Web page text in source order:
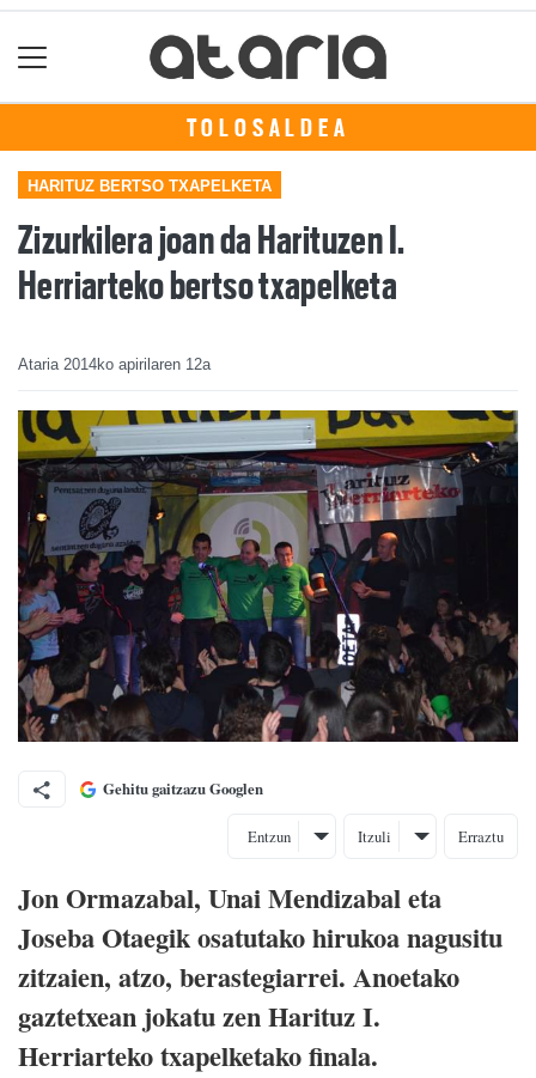
TOLOSALDEA
HARITUZ BERTSO TXAPELKETA
Zizurkilera joan da Harituzen I.
Herriarteko bertso txapelketa
Ataria 2014ko apirilaren 12a
Gehitu gaitzazu Googlen
Entzun Itzuli Erraztu
Jon Ormazabal, Unai Mendizabal eta
Joseba Otaegik osatutako hirukoa nagusitu
zitzaien, atzo, berastegiarrei. Anoetako
gaztetxean jokatu zen Harituz I.
Herriarteko txapelketako finala.